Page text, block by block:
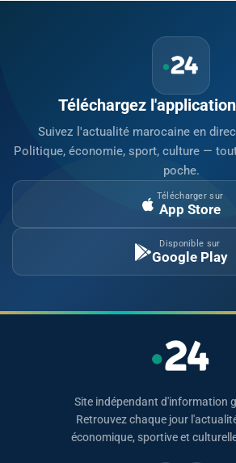
Téléchargez
Suivez l'actualité marocaine en
Politique, économie, sport, culture —
poche.
Télécharger sur
App Store
Disponible sur
Google Play
Site indépendant d'information
Retrouvez chaque jour
économique, sportive et